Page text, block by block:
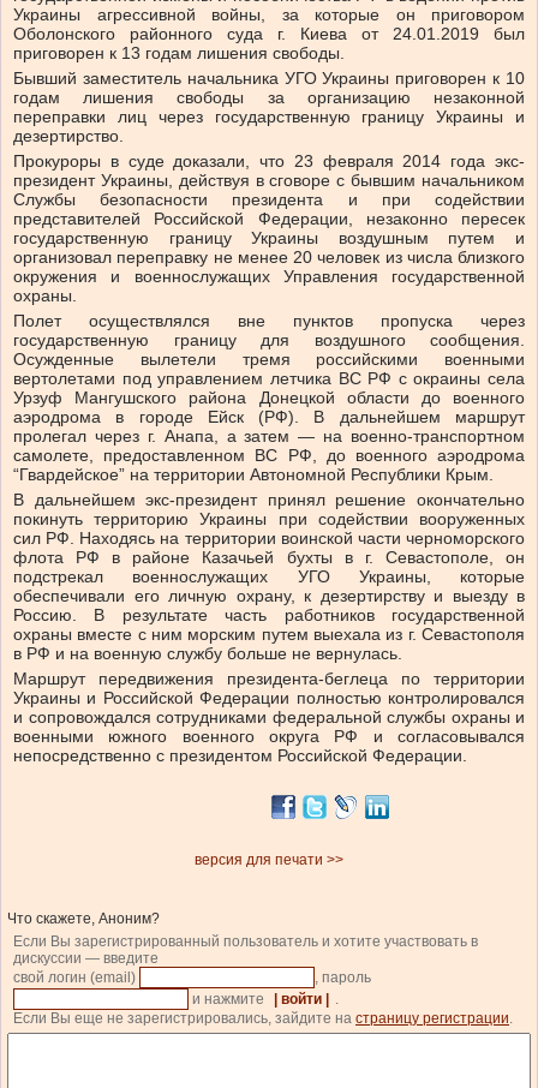
Украины агрессивной войны, за которые он приговором
Оболонского районного суда г. Киева от 24.01.2019 был
приговорен к 13 годам лишения свободы.
Бывший заместитель начальника УГО Украины приговорен к 10
годам лишения свободы за организацию незаконной
переправки лиц через государственную границу Украины и
дезертирство.
Прокуроры в суде доказали, что 23 февраля 2014 года экс-
президент Украины, действуя в сговоре с бывшим начальником
Службы безопасности президента и при содействии
представителей Российской Федерации, незаконно пересек
государственную границу Украины воздушным путем и
организовал переправку не менее 20 человек из числа близкого
окружения и военнослужащих Управления государственной
охраны.
Полет осуществлялся вне пунктов пропуска через
государственную границу для воздушного сообщения.
Осужденные вылетели тремя российскими военными
вертолетами под управлением летчика ВС РФ с окраины села
Урзуф Мангушского района Донецкой области до военного
аэродрома в городе Ейск (РФ). В дальнейшем маршрут
пролегал через г. Анапа, а затем — на военно-транспортном
самолете, предоставленном ВС РФ, до военного аэродрома
“Гвардейское” на территории Автономной Республики Крым.
В дальнейшем экс-президент принял решение окончательно
покинуть территорию Украины при содействии вооруженных
сил РФ. Находясь на территории воинской части черноморского
флота РФ в районе Казачьей бухты в г. Севастополе, он
подстрекал военнослужащих УГО Украины, которые
обеспечивали его личную охрану, к дезертирству и выезду в
Россию. В результате часть работников государственной
охраны вместе с ним морским путем выехала из г. Севастополя
в РФ и на военную службу больше не вернулась.
Маршрут передвижения президента-беглеца по территории
Украины и Российской Федерации полностью контролировался
и сопровождался сотрудниками федеральной службы охраны и
военными южного военного округа РФ и согласовывался
непосредственно с президентом Российской Федерации.
версия для печати >>
Что скажете, Аноним?
Если Вы зарегистрированный пользователь и хотите участвовать в
дискуссии — введите
свой логин (email)
, пароль
и нажмите
| войти |
.
Если Вы еще не зарегистрировались, зайдите на страницу регистрации.